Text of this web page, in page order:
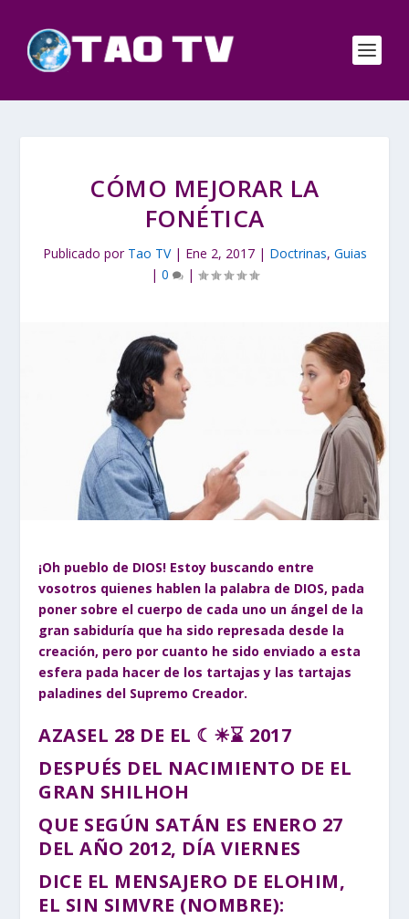
CÓMO MEJORAR LA
FONÉTICA
Publicado por Tao TV| Ene 2, 2017| Doctrinas, Guias
| 0 |
¡Oh pueblo de DIOS! Estoy buscando entre
vosotros quienes hablen la palabra de DIOS, pada
poner sobre el cuerpo de cada uno un ángel de la
gran sabiduría que ha sido represada desde la
creación, pero por cuanto he sido enviado a esta
esfera pada hacer de los tartajas y las tartajas
paladines del Supremo Creador.
AZASEL 28 DE EL ☾☀⌛ 2017
DESPUÉS DEL NACIMIENTO DE EL
GRAN SHILHOH
QUE SEGÚN SATÁN ES ENERO 27
DEL AÑO 2012, DÍA VIERNES
DICE EL MENSAJERO DE ELOHIM,
EL SIN SIMVRE (NOMBRE):